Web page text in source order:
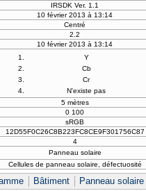
IRSDK Ver. 1.1
10 février 2013 à 13:14
Centré
2.2
10 février 2013 à 13:14
Y
Cb
Cr
N'existe pas
5 mètres
0 100
sRGB
12D55F0C26C8B223FC8CE9F301756C87
4
Panneau solaire
Cellules de panneau solaire, défectuosité
Bâtiment Panneau solaire